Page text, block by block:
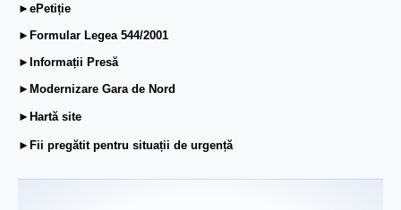
►ePetiție
►Formular Legea 544/2001
►Informații Presă
►Modernizare Gara de Nord
►Hartă site
►Fii pregătit pentru situații de urgență